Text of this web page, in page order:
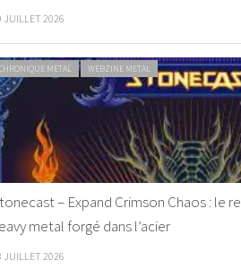
JUILLET 2026
METAL WEBZINE METAL
– Expand Crimson Chaos : le
metal forgé dans l’acier
JUILLET 2026